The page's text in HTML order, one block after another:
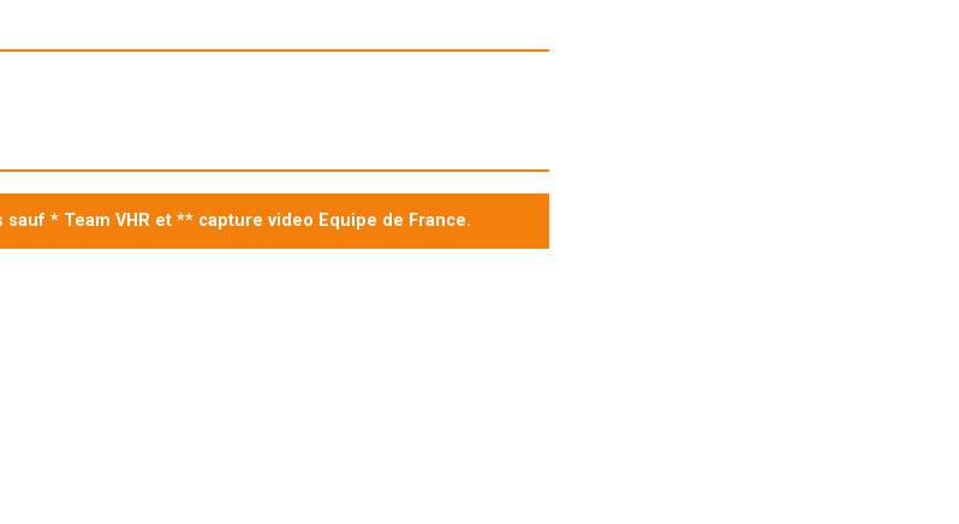
sauf * Team VHR et ** capture video Equipe de France.